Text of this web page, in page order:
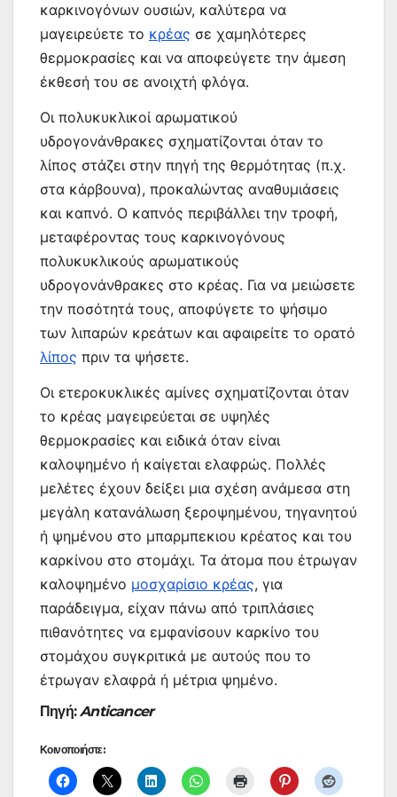
καρκινογόνων ουσιών, καλύτερα να
μαγειρεύετε το κρέας σε χαμηλότερες
θερμοκρασίες και να αποφεύγετε την άμεση
έκθεσή του σε ανοιχτή φλόγα.
Οι πολυκυκλικοί αρωματικού
υδρογονάνθρακες σχηματίζονται όταν το
λίπος στάζει στην πηγή της θερμότητας (π.χ.
στα κάρβουνα), προκαλώντας αναθυμιάσεις
και καπνό. Ο καπνός περιβάλλει την τροφή,
μεταφέροντας τους καρκινογόνους
πολυκυκλικούς αρωματικούς
υδρογονάνθρακες στο κρέας. Για να μειώσετε
την ποσότητά τους, αποφύγετε το ψήσιμο
των λιπαρών κρεάτων και αφαιρείτε το ορατό
λίπος πριν τα ψήσετε.
Οι ετεροκυκλικές αμίνες σχηματίζονται όταν
το κρέας μαγειρεύεται σε υψηλές
θερμοκρασίες και ειδικά όταν είναι
καλοψημένο ή καίγεται ελαφρώς. Πολλές
μελέτες έχουν δείξει μια σχέση ανάμεσα στη
μεγάλη κατανάλωση ξεροψημένου, τηγανητού
ή ψημένου στο μπαρμπεκιου κρέατος και του
καρκίνου στο στομάχι. Τα άτομα που έτρωγαν
καλοψημένο μοσχαρίσιο κρέας, για
παράδειγμα, είχαν πάνω από τριπλάσιες
πιθανότητες να εμφανίσουν καρκίνο του
στομάχου συγκριτικά με αυτούς που το
έτρωγαν ελαφρά ή μέτρια ψημένο.
Πηγή:Anticancer
Κοινοποιήστε: